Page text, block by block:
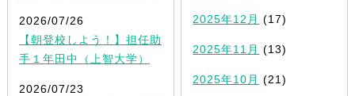
2026/07/26
【朝登校しよう！】担任助
手１年田中（上智大学）
2026/07/23
2025年12月 (17)
2025年11月 (13)
2025年10月 (21)